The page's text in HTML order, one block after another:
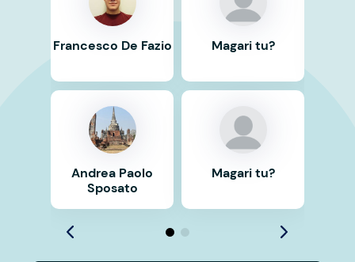
Francesco De Fazio
Andrea Paolo
Sposato
Magari tu?
Magari tu?